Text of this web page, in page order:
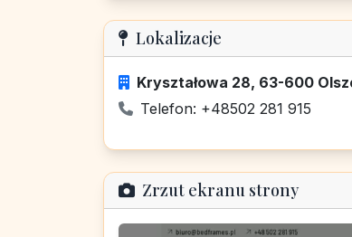
Lokalizacje
Kryształowa 28, 63-600
Telefon: +48502 281 915
Zrzut ekranu strony